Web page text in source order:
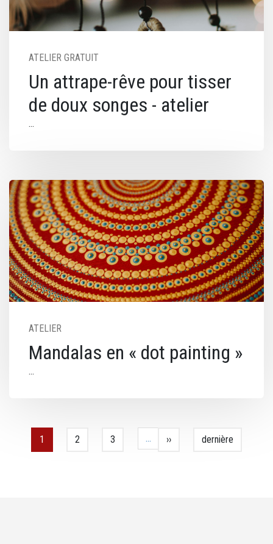
ATELIER GRATUIT
Un attrape-rêve pour tisser
de doux songes - atelier
Image
ATELIER
Mandalas en « dot painting »
PaginationPage courante
1 Page
2 Page
3 … Page suivante
›› Dernière page
dernière